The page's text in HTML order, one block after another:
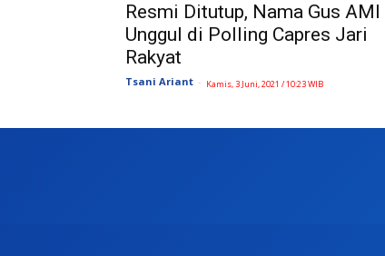
Resmi Ditutup, Nama Gus AMI
Unggul di Polling Capres Jari
Rakyat
Tsani Ariant - Kamis, 3 Juni, 2021 / 10:23 WIB